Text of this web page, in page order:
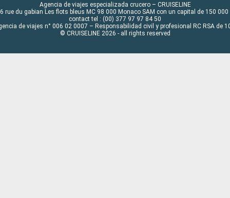
Agencia de viajes especializada crucero – CRUISELINE
rue du gabian Les flots bleus MC 98 000 Monaco SAM con un capital de 150 000
contact tel : (00) 377 97 97 84 50
de viajes n° 006 02 0007 – Responsabilidad civil y profesional RC RSA de
© CRUISELINE 2026 - all rights reserved